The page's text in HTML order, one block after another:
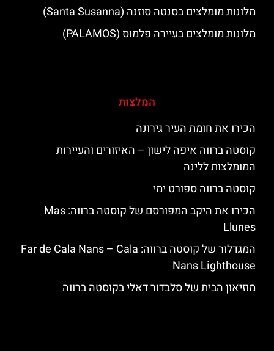
מלונות מומלצים בסנטה סוזנה (Santa Susanna)
מלונות מומלצים בעיירה פלמוס (PALAMOS)
המלצות
הכירו את חומת העיר גירונה
קוסטה ברווה איפה לישון – האיזורים והעיירות
המומלצות ללינה
קוסטה ברווה ספורט ימי
הכירו את היקב המפורסם של קוסטה ברווה: ‪‪Mas
Llunes‬‬
המגדלור של קוסטה ברווה: ‪‪Far de Cala Nans – Cala
Nans Lighthouse‬‬
מוזיאון הבית של סלבדור דאלי בקוסטה ברווה